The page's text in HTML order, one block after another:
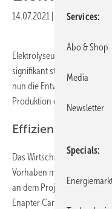
14.07.2021 Veröffentlicht in
Elektrolyseur-Hersteller
signifikant steigern. Dem
nun die Entwicklung der
Produktion der
Effiziente AEM-
Das Wirtschaftsministerium
Vorhaben mit rund 9,36
an dem Projekt. Sie sind
Enapter Campus in der
Services
Abo & Shop
Media
Newsletter
Specials